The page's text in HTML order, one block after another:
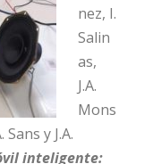
nez, I.
Salin
as,
J.A.
Mons
y J.A.
inteligente: